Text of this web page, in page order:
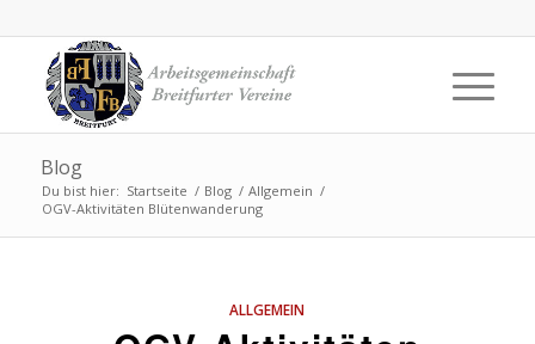
Blog
Du bist hier: Startseite / Blog / Allgemein /
OGV-Aktivitäten Blütenwanderung
ALLGEMEIN